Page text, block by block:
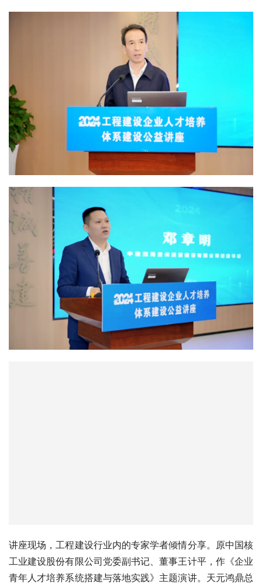
讲座现场，工程建设行业内的专家学者倾情分享。原中国核
工业建设股份有限公司党委副书记、董事王计平，作《企业
青年人才培养系统搭建与落地实践》主题演讲。天元鸿鼎总